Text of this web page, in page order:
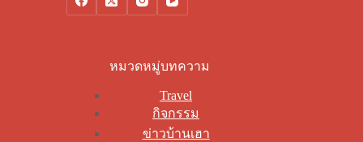
หมวดหมู่บทความ
Travel
กิจกรรม
ข่าวบ้านเฮา